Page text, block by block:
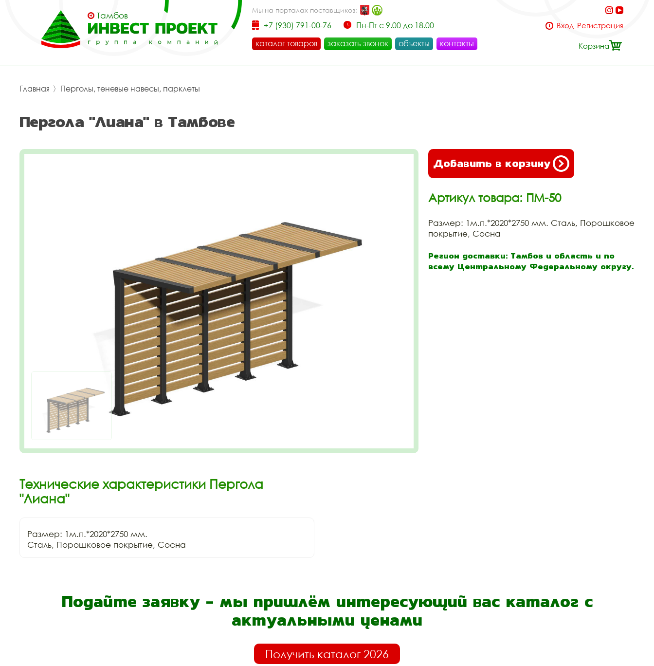
Тамбов
Мы на порталах поставщиков:
+7 (930) 791-00-76
Пн-Пт с 9.00 до 18.00
каталог товаров
заказать звонок объекты контакты
Вход Регистрация
Корзина
Главная 〉 Перголы, теневые навесы, парклеты
Пергола "Лиана" в Тамбове
Добавить в корзину
Артикул товара: ПМ-50
Размер: 1м.п.*2020*2750 мм. Сталь, Порошковое
покрытие, Сосна
Регион доставки: Тамбов и область и по
всему Центральному Федеральному округу.
Технические характеристики Пергола
"Лиана"
Размер: 1м.п.*2020*2750 мм.
Сталь, Порошковое покрытие, Сосна
Подайте заявку - мы пришлём интересующий вас каталог с
актуальными ценами
Получить каталог 2026